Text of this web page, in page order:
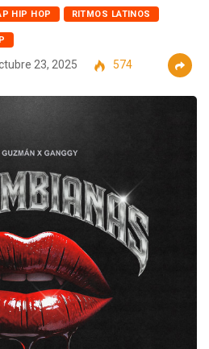
HIP HOP RITMOS LATINOS
23, 2025 574